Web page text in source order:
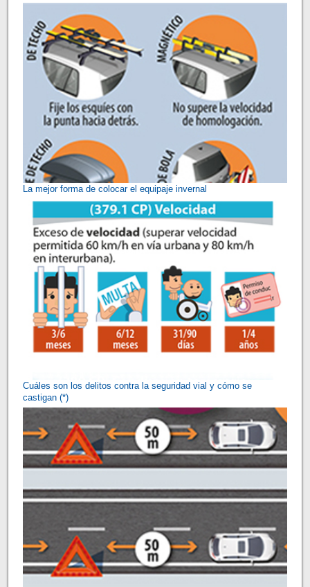
La mejor forma de colocar el equipaje invernal
Cuáles son los delitos contra la seguridad vial y cómo se
castigan (*)